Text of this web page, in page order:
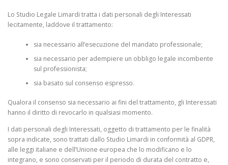
Lo Studio Legale Limardi tratta i dati personali degli Interessati
lecitamente, laddove il trattamento:
sia necessario all’esecuzione del mandato professionale;
sia necessario per adempiere un obbligo legale incombente
sul professionista;
sia basato sul consenso espresso.
Qualora il consenso sia necessario ai fini del trattamento, gli Interessati
hanno il diritto di revocarlo in qualsiasi momento.
I dati personali degli Interessati, oggetto di trattamento per le finalità
sopra indicate, sono trattati dallo Studio Limardi in conformità al GDPR,
alle leggi italiane e dell’Unione europea che lo modificano e lo
integrano, e sono conservati per il periodo di durata del contratto e,